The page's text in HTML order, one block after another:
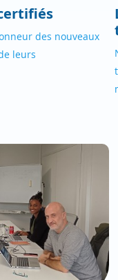
des nouveaux
leurs